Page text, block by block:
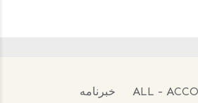
ALL - خبرنامه